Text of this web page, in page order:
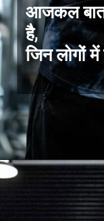
आजकल बात
है,
जिन लोगों